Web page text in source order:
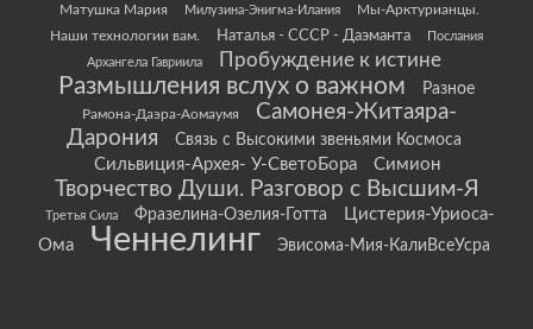
Матушка Мария Милузина-Энигма-Илания
Мы-Арктурианцы.
Наши технологии вам.
Наталья - СССР - Даэманта
Послания
Архангела Гавриила
Пробуждение к истине
Размышления вслух о важном Разное
Рамона-Даэра-Аомаумя
Самонея-Житаяра-
Дарония
Связь с Высокими звеньями Космоса
Сильвиция-Архея- У-СветоБора Симион
Творчество Души. Разговор с Высшим-Я
Третья Сила Фразелина-Озелия-Готта
Цистерия-Уриоса-
Ома
Ченнелинг Эвисома-Мия-КалиВсеУсра